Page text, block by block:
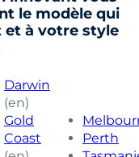
le modèle qui
à votre style
Darwin
(en)
Gold
Coast
Perth